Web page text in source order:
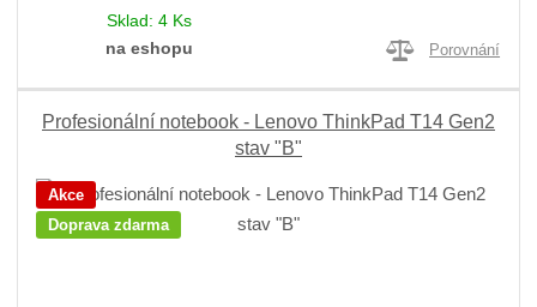
Sklad: 4 Ks
na eshopu
Porovnání
Profesionální notebook - Lenovo ThinkPad T14 Gen2
stav "B"
Akce
Doprava zdarma